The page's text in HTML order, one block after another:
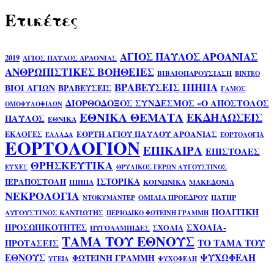
Ετικέτες
2019 ΑΓΙΟΣ ΠΑΥΛΟΣ ΑΡΑΟΝΙΑΣ ΑΓΙΟΣ ΠΑΥΛΟΣ ΑΡΟΑΝΙΑΣ
ΑΝΘΡΩΠΙΣΤΙΚΕΣ ΒΟΗΘΕΙΕΣ ΒΙΒΛΙΟΠΑΡΟΥΣΙΑΣΗ ΒΙΝΤΕΟ
ΒΙΟΙ ΑΓΙΩΝ ΒΡΑΒΕΥΣΕΙΣ ΒΡΑΒΕΥΣΕΙΣ ΙΠΗΠΑ ΓΑΜΟΣ
ΟΜΟΦΥΛΟΦΙΛΩΝ ΔΙΟΡΘΟΔΟΞΟΣ ΣΥΝΔΕΣΜΟΣ «Ο ΑΠΟΣΤΟΛΟΣ
ΠΑΥΛΟΣ ΕΘΝΙΚΑ ΕΘΝΙΚΑ ΘΕΜΑΤΑΕΚΔΗΛΩΣΕΙΣ
ΕΚΛΟΓΕΣ ΕΛΛΑΔΑ ΕΟΡΤΗ ΑΓΙΟΥ ΠΑΥΛΟΥ ΑΡΟΑΝΙΑΣ ΕΟΡΤΟΛΟΓΙΑ
ΕΟΡΤΟΛΟΓΙΟΝΕΠΙΚΑΙΡΑ ΕΠΙΣΤΟΛΕΣ
ΕΥΧΕΣ ΘΡΗΣΚΕΥΤΙΚΑ ΘΡΥΛΙΚΟΣ ΓΕΡΩΝ ΑΥΓΟΥΣΤΙΝΟΣ
ΙΕΡΑΠΟΣΤΟΛΗ ΙΠΗΠΑ ΙΣΤΟΡΙΚΑ ΚΟΙΝΩΝΙΚΑ ΜΑΚΕΔΟΝΙΑ
ΝΕΚΡΟΛΟΓΙΑ ΝΤΟΚΥΜΑΝΤΕΡ ΟΜΙΛΙΑ ΠΡΟΕΔΡΟΥ ΠΑΤΗΡ
ΑΥΓΟΥΣΤΙΝΟΣ ΚΑΝΤΙΩΤΗΣ ΠΕΡΙΟΔΙΚΟ ΦΩΤΕΙΝΗ ΓΡΑΜΜΗ ΠΟΛΙΤΙΚΗ
ΠΡΟΣΩΠΙΚΟΤΗΤΕΣ ΠΥΓΟΛΑΜΠΙΔΕΣ ΣΧΟΛΙΑ ΣΧΟΛΙΑ-
ΠΡΟΤΑΣΕΙΣ ΤΑΜΑ ΤΟΥ ΕΘΝΟΥΣ ΤΟ ΤΑΜΑ ΤΟΥ
ΕΘΝΟΥΣ ΥΓΕΙΑ ΦΩΤΕΙΝΗ ΓΡΑΜΜΗ ΨΥΧΟΦΕΛΗ ΨΥΧΩΦΕΛΗ